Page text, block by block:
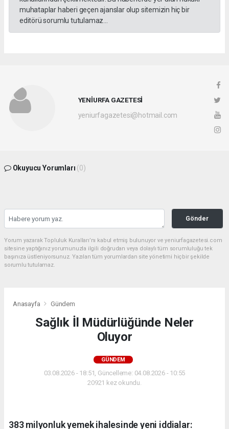
muhataplar haberi geçen ajanslar olup sitemizin hiç bir
editörü sorumlu tutulamaz...
YENİURFA GAZETESİ
yeniurfagazetesi@hotmail.com
Okuyucu Yorumları (0)
Gönder
Yorum yazarak Topluluk Kuralları’nı kabul etmiş bulunuyor ve yeniurfagazetesi.com
sitesine yaptığınız yorumunuzla ilgili doğrudan veya dolaylı tüm sorumluluğu tek
başınıza üstleniyorsunuz. Yazılan tüm yorumlardan site yönetimi hiçbir şekilde
sorumlu tutulamaz.
Anasayfa Gündem
Sağlık İl Müdürlüğünde Neler
Oluyor
GÜNDEM
03.08.2026 - 18:51, Güncelleme: 04.08.2026 - 10:55
20921 kez okundu.
383 milyonluk yemek ihalesinde yeni iddialar: